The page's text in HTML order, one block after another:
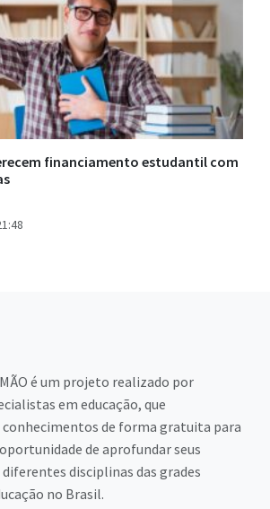
financiamento estudantil com
MÃO é um projeto realizado por
em educação, que
de forma gratuita para
de aprofundar seus
disciplinas das grades
no Brasil.